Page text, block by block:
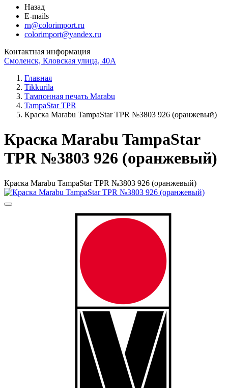
Назад
E-mails
rn@colorimport.ru
colorimport@yandex.ru
Контактная информация
Смоленск, Кловская улица, 40А
Главная
Tikkurila
Тампонная печать Marabu
TampaStar TPR
Краска Marabu TampaStar TPR №3803 926 (оранжевый)
Краска Marabu TampaStar
TPR №3803 926 (оранжевый)
Краска Marabu TampaStar TPR №3803 926 (оранжевый)